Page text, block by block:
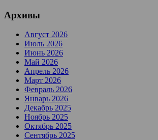
Архивы
Август 2026
Июль 2026
Июнь 2026
Май 2026
Апрель 2026
Март 2026
Февраль 2026
Январь 2026
Декабрь 2025
Ноябрь 2025
Октябрь 2025
Сентябрь 2025